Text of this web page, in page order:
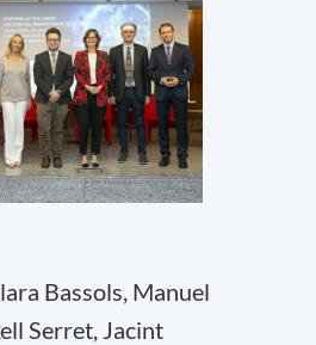
Bassols, Manuel
Serret, Jacint